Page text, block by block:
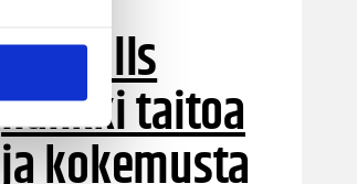
Seagulls
hankki taitoa
ja kokemusta